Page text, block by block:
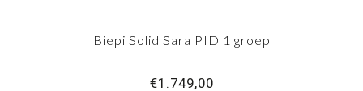
Biepi Solid Sara PID 1 groep
€1.749,00